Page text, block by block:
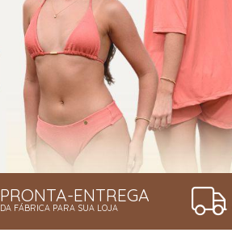
PRONTA-ENTREGA
DA FÁBRICA PARA SUA LOJA